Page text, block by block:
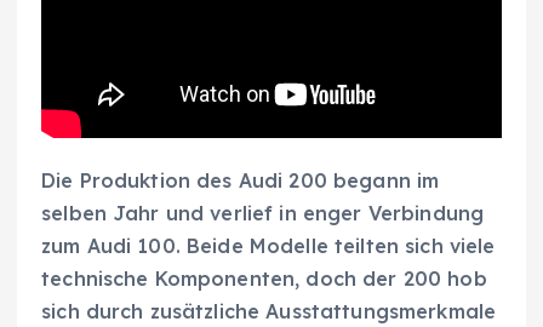
Die Produktion des Audi 200 begann im
selben Jahr und verlief in enger Verbindung
zum Audi 100. Beide Modelle teilten sich viele
technische Komponenten, doch der 200 hob
sich durch zusätzliche Ausstattungsmerkmale